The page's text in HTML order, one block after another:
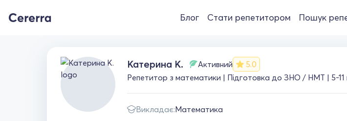
Блог Стати репетитором Пошук
Катерина К. Активний
5.0
Репетитор з математики | Підготовка до ЗНО / НМТ | 5-11
Викладає:Математика